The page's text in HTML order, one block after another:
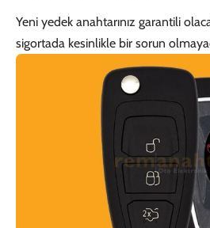
Yeni yedek anahtarınız garantili
sigortada kesinlikle bir sorun